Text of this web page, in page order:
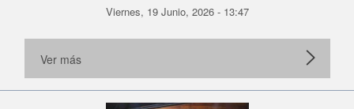
Viernes, 19 Junio, 2026 - 13:47
Ver más